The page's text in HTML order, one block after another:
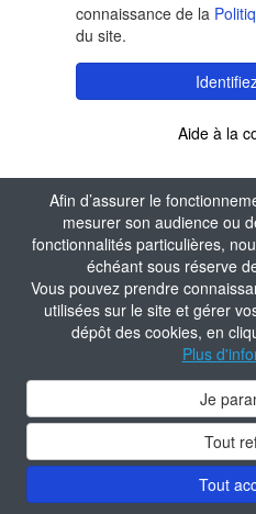
Afin d’assurer le
mesurer son audience ou
fonctionnalités particulières,
échéant sous réserve
Vous pouvez prendre
utilisées sur le site et gérer
dépôt des cookies, en
Plus
Je
Tout
Tout
connaissance de la
du site.
Aide à la